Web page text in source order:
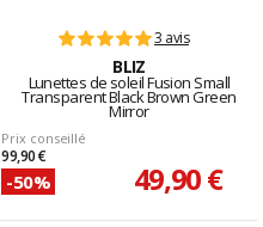
3 avis
BLIZ
Lunettes de soleil Fusion Small
Transparent Black Brown Green
Mirror
Prix conseillé
99,90 €
-50% 49,90 €